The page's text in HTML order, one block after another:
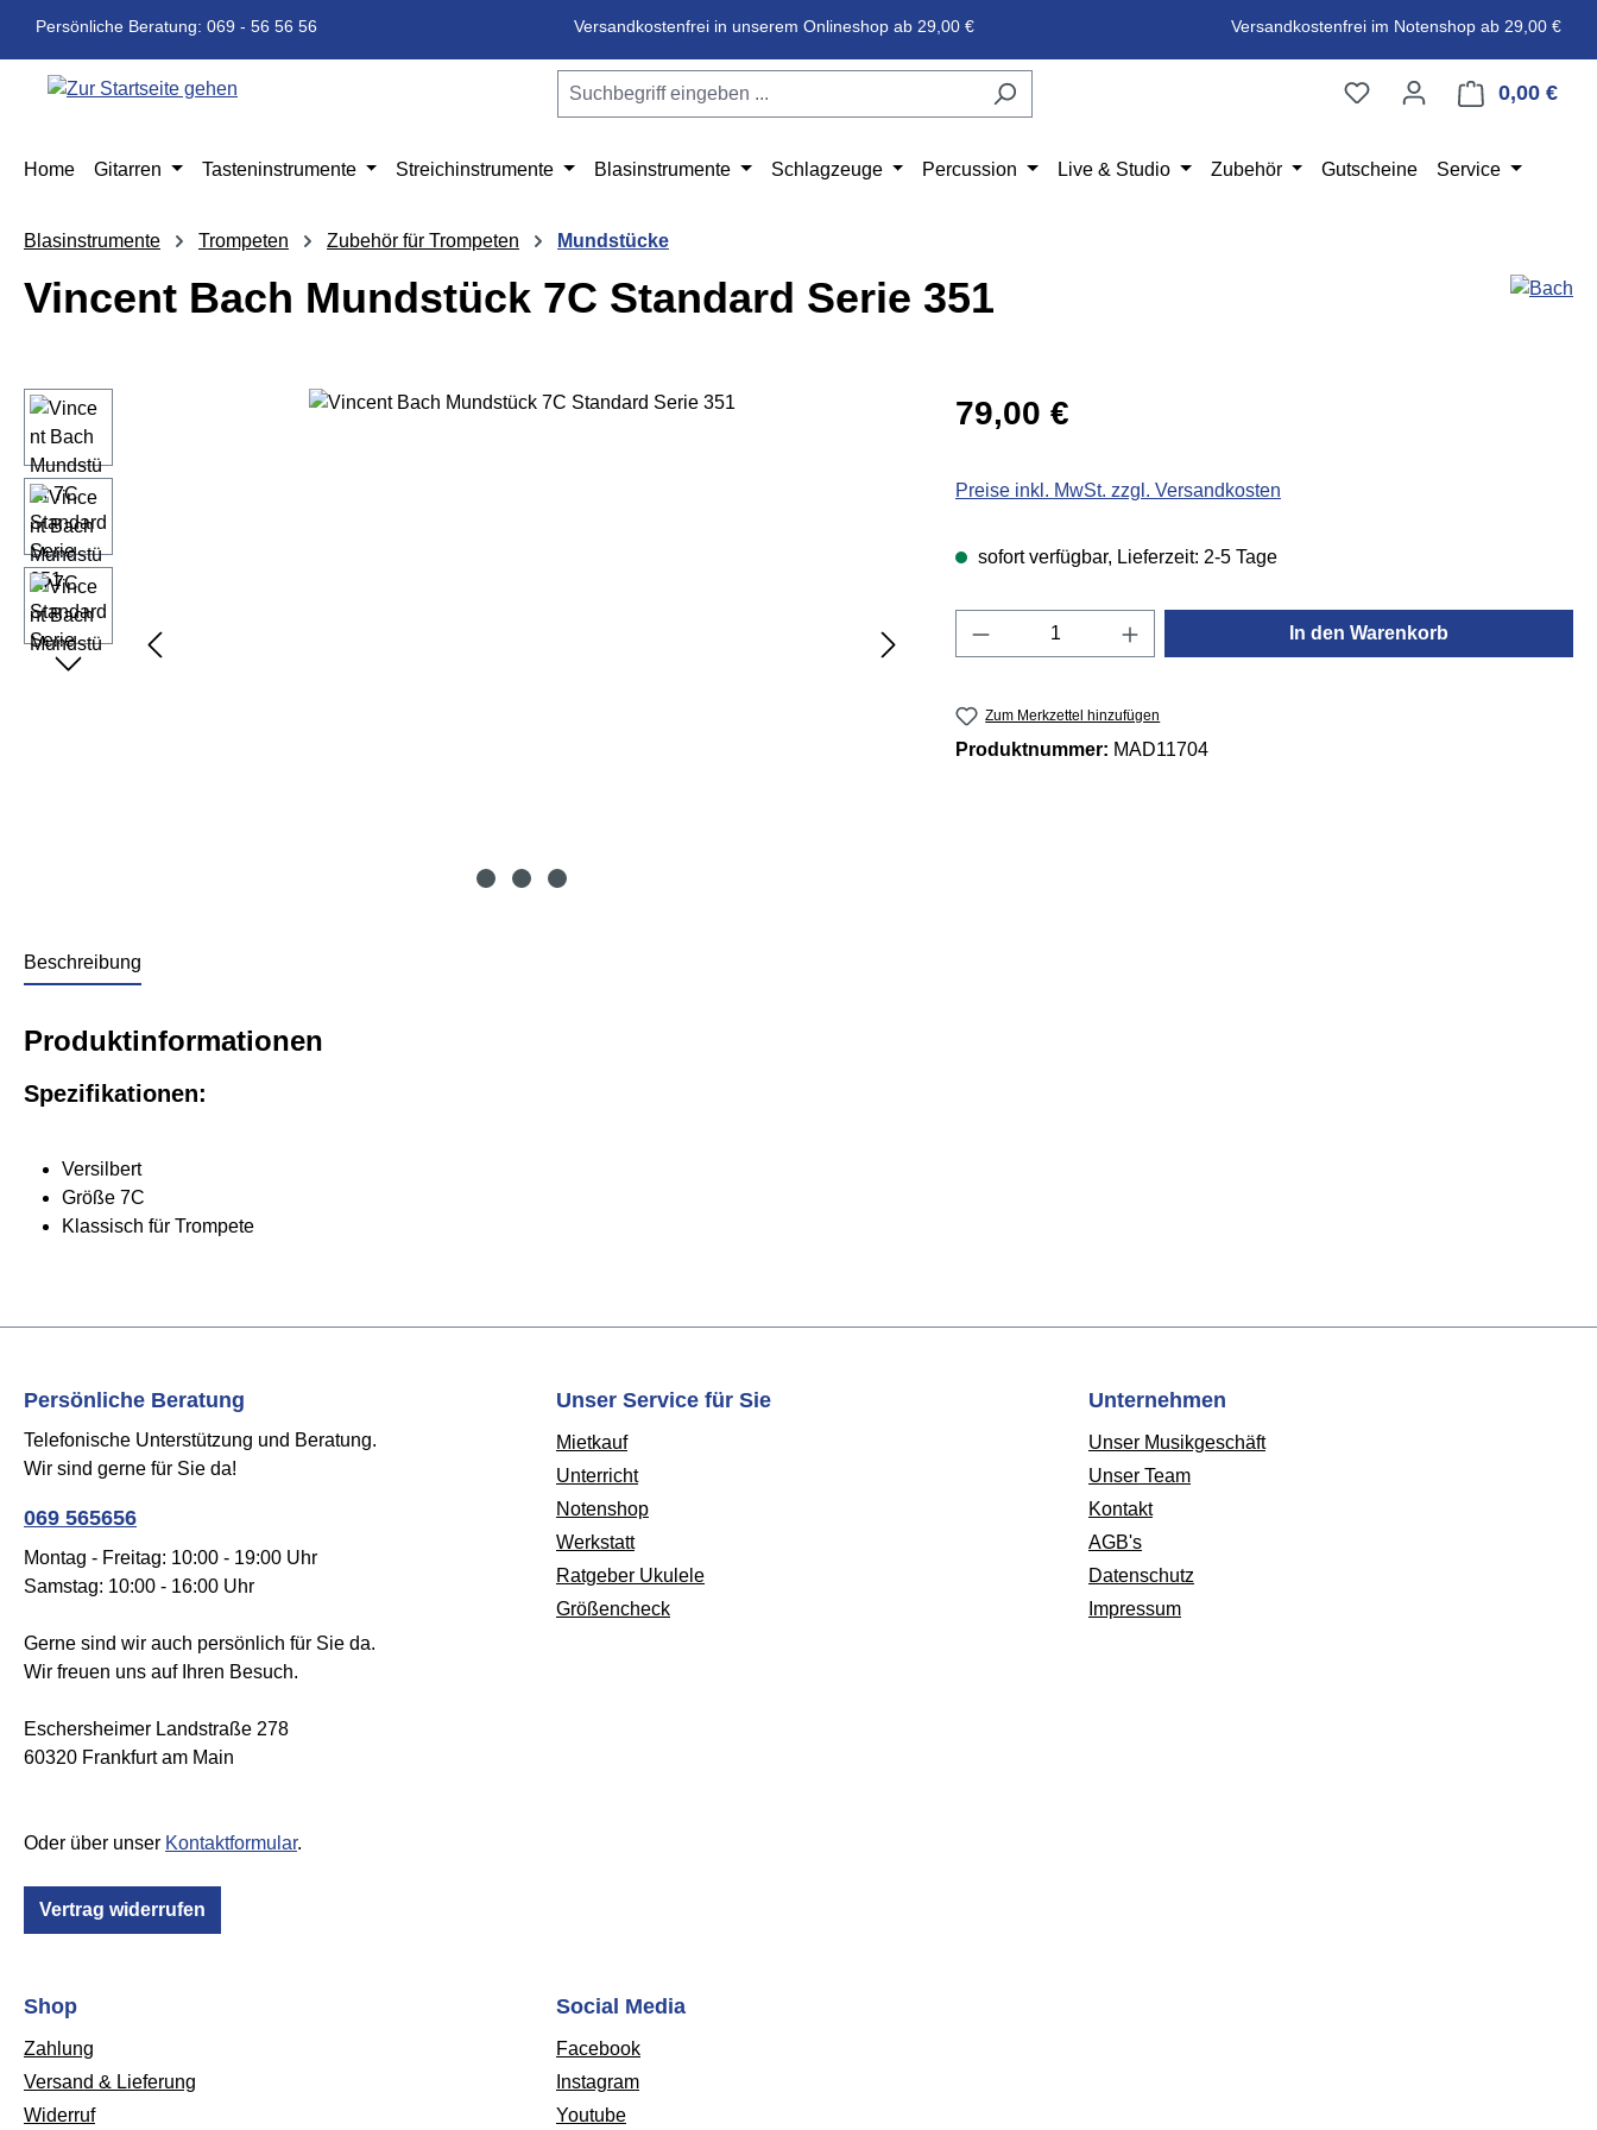
Hauptinhalt springen
Zur Suche springen
Zur Hauptnavigation springen
Persönliche Beratung: 069 - 56 56 56 Versandkostenfrei in unserem Onlineshop ab 29,00 € Versandkostenfrei im Notenshop ab 29,00 €
0,00 €
Home Gitarren Tasteninstrumente Streichinstrumente Blasinstrumente Schlagzeuge Percussion Live & Studio Zubehör Gutscheine Service
Blasinstrumente Trompeten Zubehör für Trompeten Mundstücke
Vincent Bach Mundstück 7C Standard Serie 351
Bildergalerie überspringen Regulärer Preis:
79,00 €
Preise inkl. MwSt. zzgl. Versandkosten
sofort verfügbar, Lieferzeit: 2-5 Tage
Produkt Anzahl: Gib den gewünschten Wert ein
In den Warenkorb
Zum Merkzettel hinzufügen
Produktnummer: MAD11704
Beschreibung
Produktinformationen
Spezifikationen:
Versilbert
Größe 7C
Klassisch für Trompete
Persönliche Beratung
Telefonische Unterstützung und Beratung.
Wir sind gerne für Sie da!
069 565656
Montag - Freitag: 10:00 - 19:00 Uhr
Samstag: 10:00 - 16:00 Uhr
Gerne sind wir auch persönlich für Sie da.
Wir freuen uns auf Ihren Besuch.
Eschersheimer Landstraße 278
60320 Frankfurt am Main
Oder über unser Kontaktformular.
Vertrag widerrufen
Unser Service für Sie
Mietkauf
Unterricht
Notenshop
Werkstatt
Ratgeber Ukulele
Größencheck
Unternehmen
Unser Musikgeschäft
Unser Team
Kontakt
AGB's
Datenschutz
Impressum
Shop
Zahlung
Versand & Lieferung
Widerruf
Social Media
Facebook
Instagram
Youtube